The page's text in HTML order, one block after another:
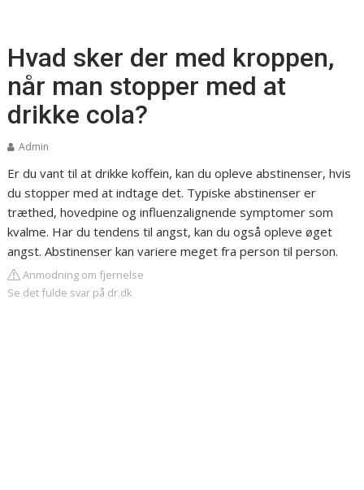
Hvad sker der med kroppen,
når man stopper med at
drikke cola?
Admin
Er du vant til at drikke koffein, kan du opleve abstinenser, hvis
du stopper med at indtage det. Typiske abstinenser er
træthed, hovedpine og influenzalignende symptomer som
kvalme. Har du tendens til angst, kan du også opleve øget
angst. Abstinenser kan variere meget fra person til person.
Anmodning om fjernelse
Se det fulde svar på dr.dk